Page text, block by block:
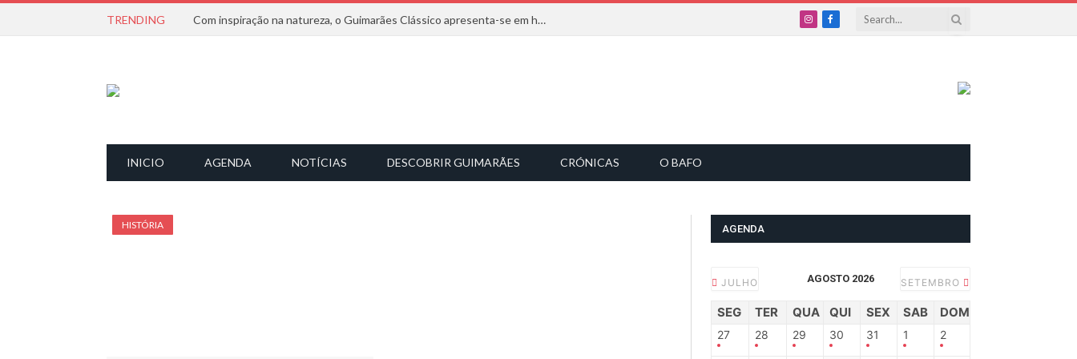
TRENDING Com inspiração na natureza, o Guimarães Clássico apresenta-se em harmonia musical
InstagramFacebook
INICIO AGENDA NOTÍCIAS DESCOBRIR GUIMARÃES CRÓNICAS O BAFO
HISTÓRIA AGENDA
JULHO AGOSTO 2026 SETEMBRO
SEG TER QUA QUI SEX SAB DOM
27 28 29 30 31 1 2